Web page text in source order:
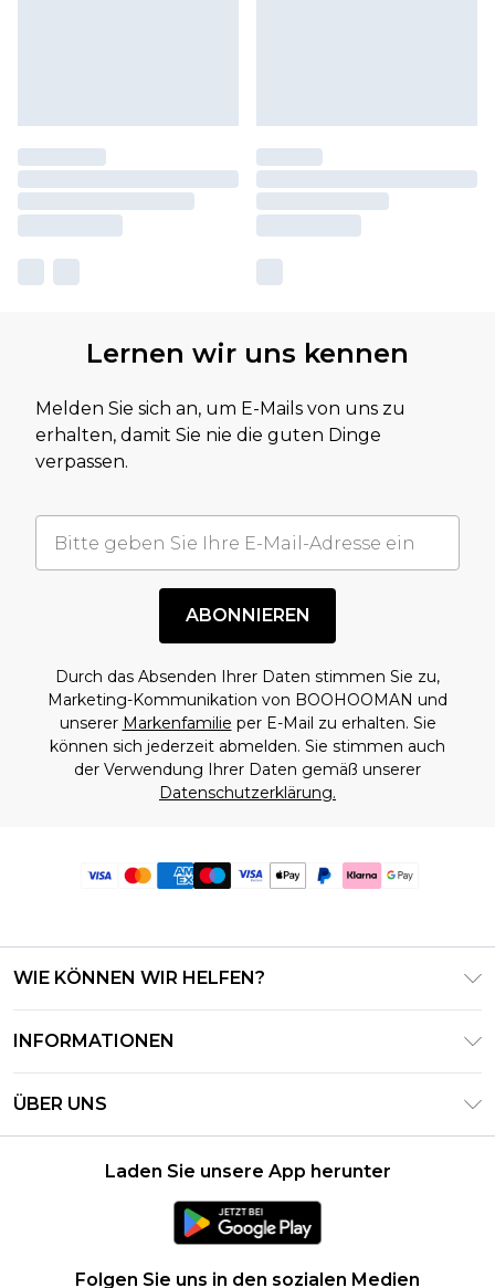
Lernen wir uns kennen
Melden Sie sich an, um E-Mails von uns zu
erhalten, damit Sie nie die guten Dinge
verpassen.
ABONNIEREN
Durch das Absenden Ihrer Daten stimmen Sie zu,
Marketing-Kommunikation von BOOHOOMAN und
unserer Markenfamilie per E-Mail zu erhalten. Sie
können sich jederzeit abmelden. Sie stimmen auch
der Verwendung Ihrer Daten gemäß unserer
Datenschutzerklärung.
WIE KÖNNEN WIR HELFEN?
Meine Bestellung verfolgen & zurücksenden
Lieferoptionen
Rückgaberecht – Aktualisiert Mai 2026
INFORMATIONEN
Geschäftsbedingungen – Aktualisiert Juni 2026
Geschenkkarten-Guthaben
Datenschutzhinweis – Aktualisiert Juni 2026
ÜBER UNS
Erklärung Zur Modernen Sklaverei
Laden Sie unsere App herunter
Folgen Sie uns in den sozialen Medien